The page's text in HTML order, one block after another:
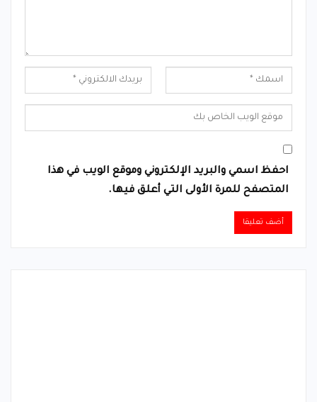
احفظ اسمي والبريد الإلكتروني وموقع الويب في هذا
المتصفح للمرة الأولى التي أعلق فيها.